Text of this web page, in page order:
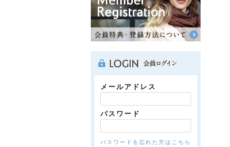
メールアドレス
パスワード
パスワードを忘れた方はこちら